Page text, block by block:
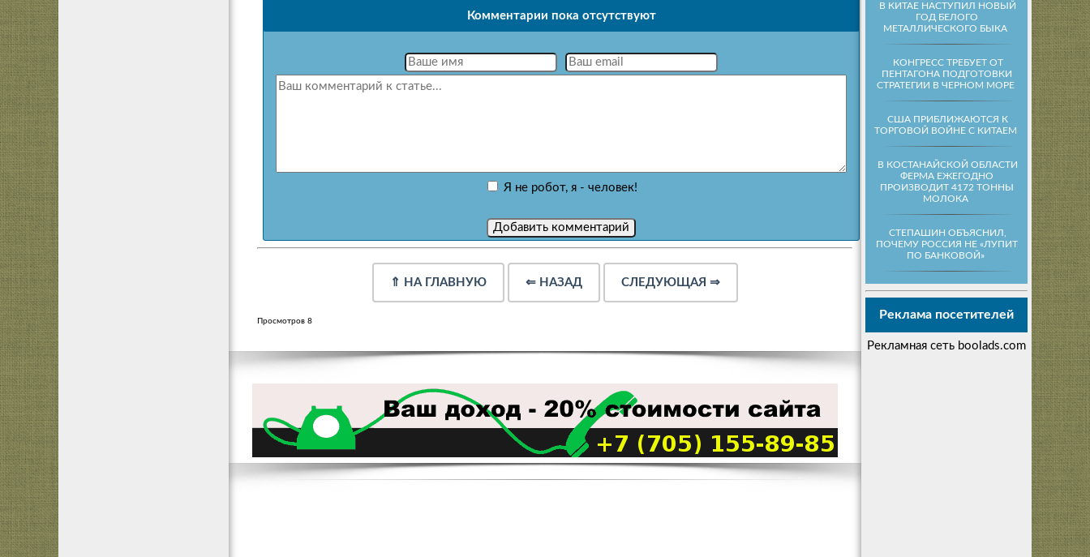
В КИТАЕ НАСТУПИЛ НОВЫЙ
ГОД БЕЛОГО
МЕТАЛЛИЧЕСКОГО БЫКА
КОНГРЕСС ТРЕБУЕТ ОТ
ПЕНТАГОНА ПОДГОТОВКИ
СТРАТЕГИИ В ЧЕРНОМ МОРЕ
США ПРИБЛИЖАЮТСЯ К
ТОРГОВОЙ ВОЙНЕ С КИТАЕМ
В КОСТАНАЙСКОЙ ОБЛАСТИ
ФЕРМА ЕЖЕГОДНО
ПРОИЗВОДИТ 4172 ТОННЫ
МОЛОКА
СТЕПАШИН ОБЪЯСНИЛ,
ПОЧЕМУ РОССИЯ НЕ «ЛУПИТ
ПО БАНКОВОЙ»
Реклама посетителей
Рекламная сеть boolads.com
Комментарии пока отсутствуют
Я не робот, я - человек!
⇑ НА ГЛАВНУЮ ⇐ НАЗАД СЛЕДУЮЩАЯ ⇒
Просмотров 8